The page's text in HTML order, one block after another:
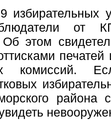
избирательных
от
этом
комиссий.